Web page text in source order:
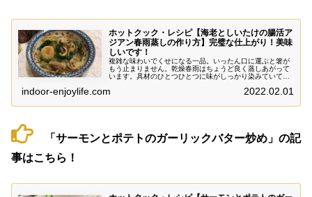
ホットクック・レシピ【海老としいたけの腸活ア
ジアン春雨蒸しの作り方】完璧な仕上がり！美味
しいです！
複雑な味わいでくせになる一品。いったん口に運ぶと箸が
もう止まりません。乾燥春雨はちょうど良く蒸しあがって
います。具材のひとつひとつに味がしっかり染みていてと
のが絶対おすすめです。調理時間が15分というところも驚
indoor-enjoylife.com 2022.02.01
「サーモンとポテトのガーリックバター炒め」の記
事はこちら！